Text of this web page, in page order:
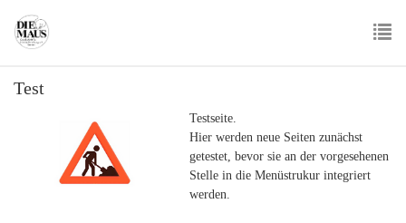
main
Test
Testseite.
Hier werden neue Seiten zunächst
getestet, bevor sie an der vorgesehenen
Stelle in die Menüstrukur integriert
werden.